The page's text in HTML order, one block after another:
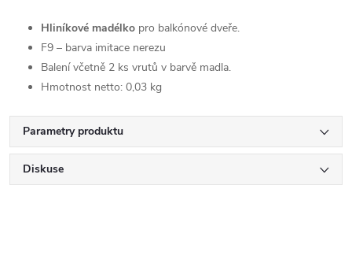
Hliníkové madélko pro balkónové dveře.
F9 – barva imitace nerezu
Balení včetně 2 ks vrutů v barvě madla.
Hmotnost netto: 0,03 kg
Parametry produktu
Diskuse